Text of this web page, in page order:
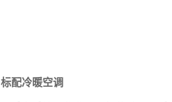
标配冷暖空调